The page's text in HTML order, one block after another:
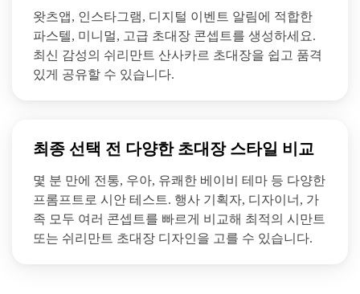
왓츠앱, 인스타그램, 디지털 이벤트 알림에 적합한
파스텔, 미니멀, 고급 초대장 콘셉트를 생성하세요.
최신 감성의 쉬리만트 산사카르 초대장을 쉽고 품격
있게 공유할 수 있습니다.
최종 선택 전 다양한 초대장 스타일 비교
몇 분 만에 전통, 우아, 유쾌한 베이비 테마 등 다양한
프롬프트로 시안 테스트. 행사 기획자, 디자이너, 가
족 모두 여러 콘셉트를 빠르게 비교해 최적의 시만트
또는 쉬리만트 초대장 디자인을 고를 수 있습니다.